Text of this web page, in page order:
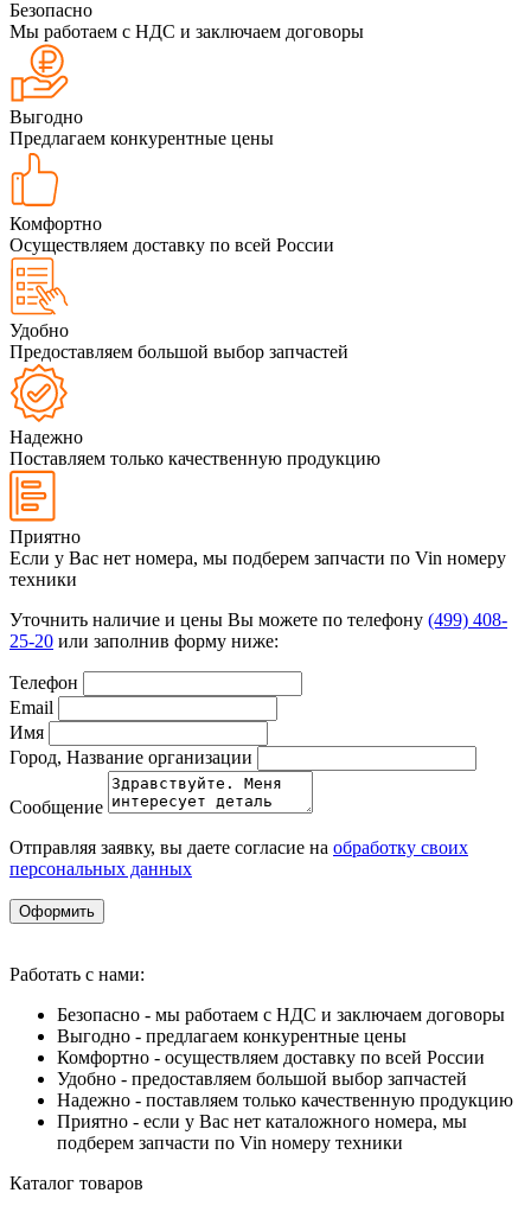
Безопасно
Мы работаем с НДС и заключаем договоры
Выгодно
Предлагаем конкурентные цены
Комфортно
Осуществляем доставку по всей России
Удобно
Предоставляем большой выбор запчастей
Надежно
Поставляем только качественную продукцию
Приятно
Если у Вас нет номера, мы подберем запчасти по Vin номеру
техники
Уточнить наличие и цены Вы можете по телефону (499) 408-
25-20 или заполнив форму ниже:
Телефон
Email
Имя
Город, Название организации
Сообщение
Отправляя заявку, вы даете согласие на обработку своих
персональных данных
Оформить
Работать с нами:
Безопасно - мы работаем с НДС и заключаем договоры
Выгодно - предлагаем конкурентные цены
Комфортно - осуществляем доставку по всей России
Удобно - предоставляем большой выбор запчастей
Надежно - поставляем только качественную продукцию
Приятно - если у Вас нет каталожного номера, мы
подберем запчасти по Vin номеру техники
Каталог товаров